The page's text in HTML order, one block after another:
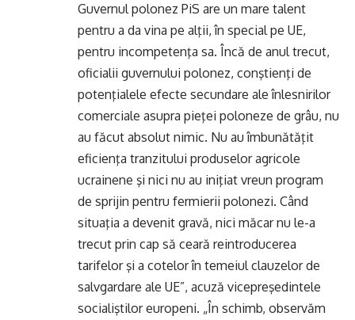
Guvernul polonez PiS are un mare talent
pentru a da vina pe alţii, în special pe UE,
pentru incompetenţa sa. Încă de anul trecut,
oficialii guvernului polonez, conştienţi de
potenţialele efecte secundare ale înlesnirilor
comerciale asupra pieţei poloneze de grâu, nu
au făcut absolut nimic. Nu au îmbunătăţit
eficienţa tranzitului produselor agricole
ucrainene şi nici nu au iniţiat vreun program
de sprijin pentru fermierii polonezi. Când
situaţia a devenit gravă, nici măcar nu le-a
trecut prin cap să ceară reintroducerea
tarifelor şi a cotelor în temeiul clauzelor de
salvgardare ale UE”, acuză vicepreşedintele
socialiştilor europeni. „În schimb, observăm